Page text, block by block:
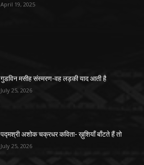
April 19, 2025
गुडविन मसीह संस्मरण-वह लड़की याद आती है
July 25, 2026
पद्मश्री अशोक चक्रधर कविता- ख़ुशियाँ बाँटते हैं तो
July 25, 2026